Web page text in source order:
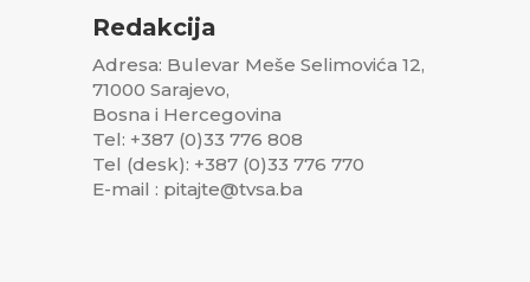
Redakcija
Adresa: Bulevar Meše Selimovića 12,
71000 Sarajevo,
Bosna i Hercegovina
Tel: +387 (0)33 776 808
Tel (desk): +387 (0)33 776 770
E-mail : pitajte@tvsa.ba